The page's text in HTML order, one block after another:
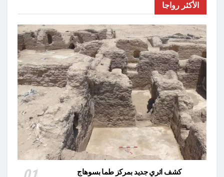
الأكثر رواجا
كشف اثري جديد بمركز طما بسوهاج